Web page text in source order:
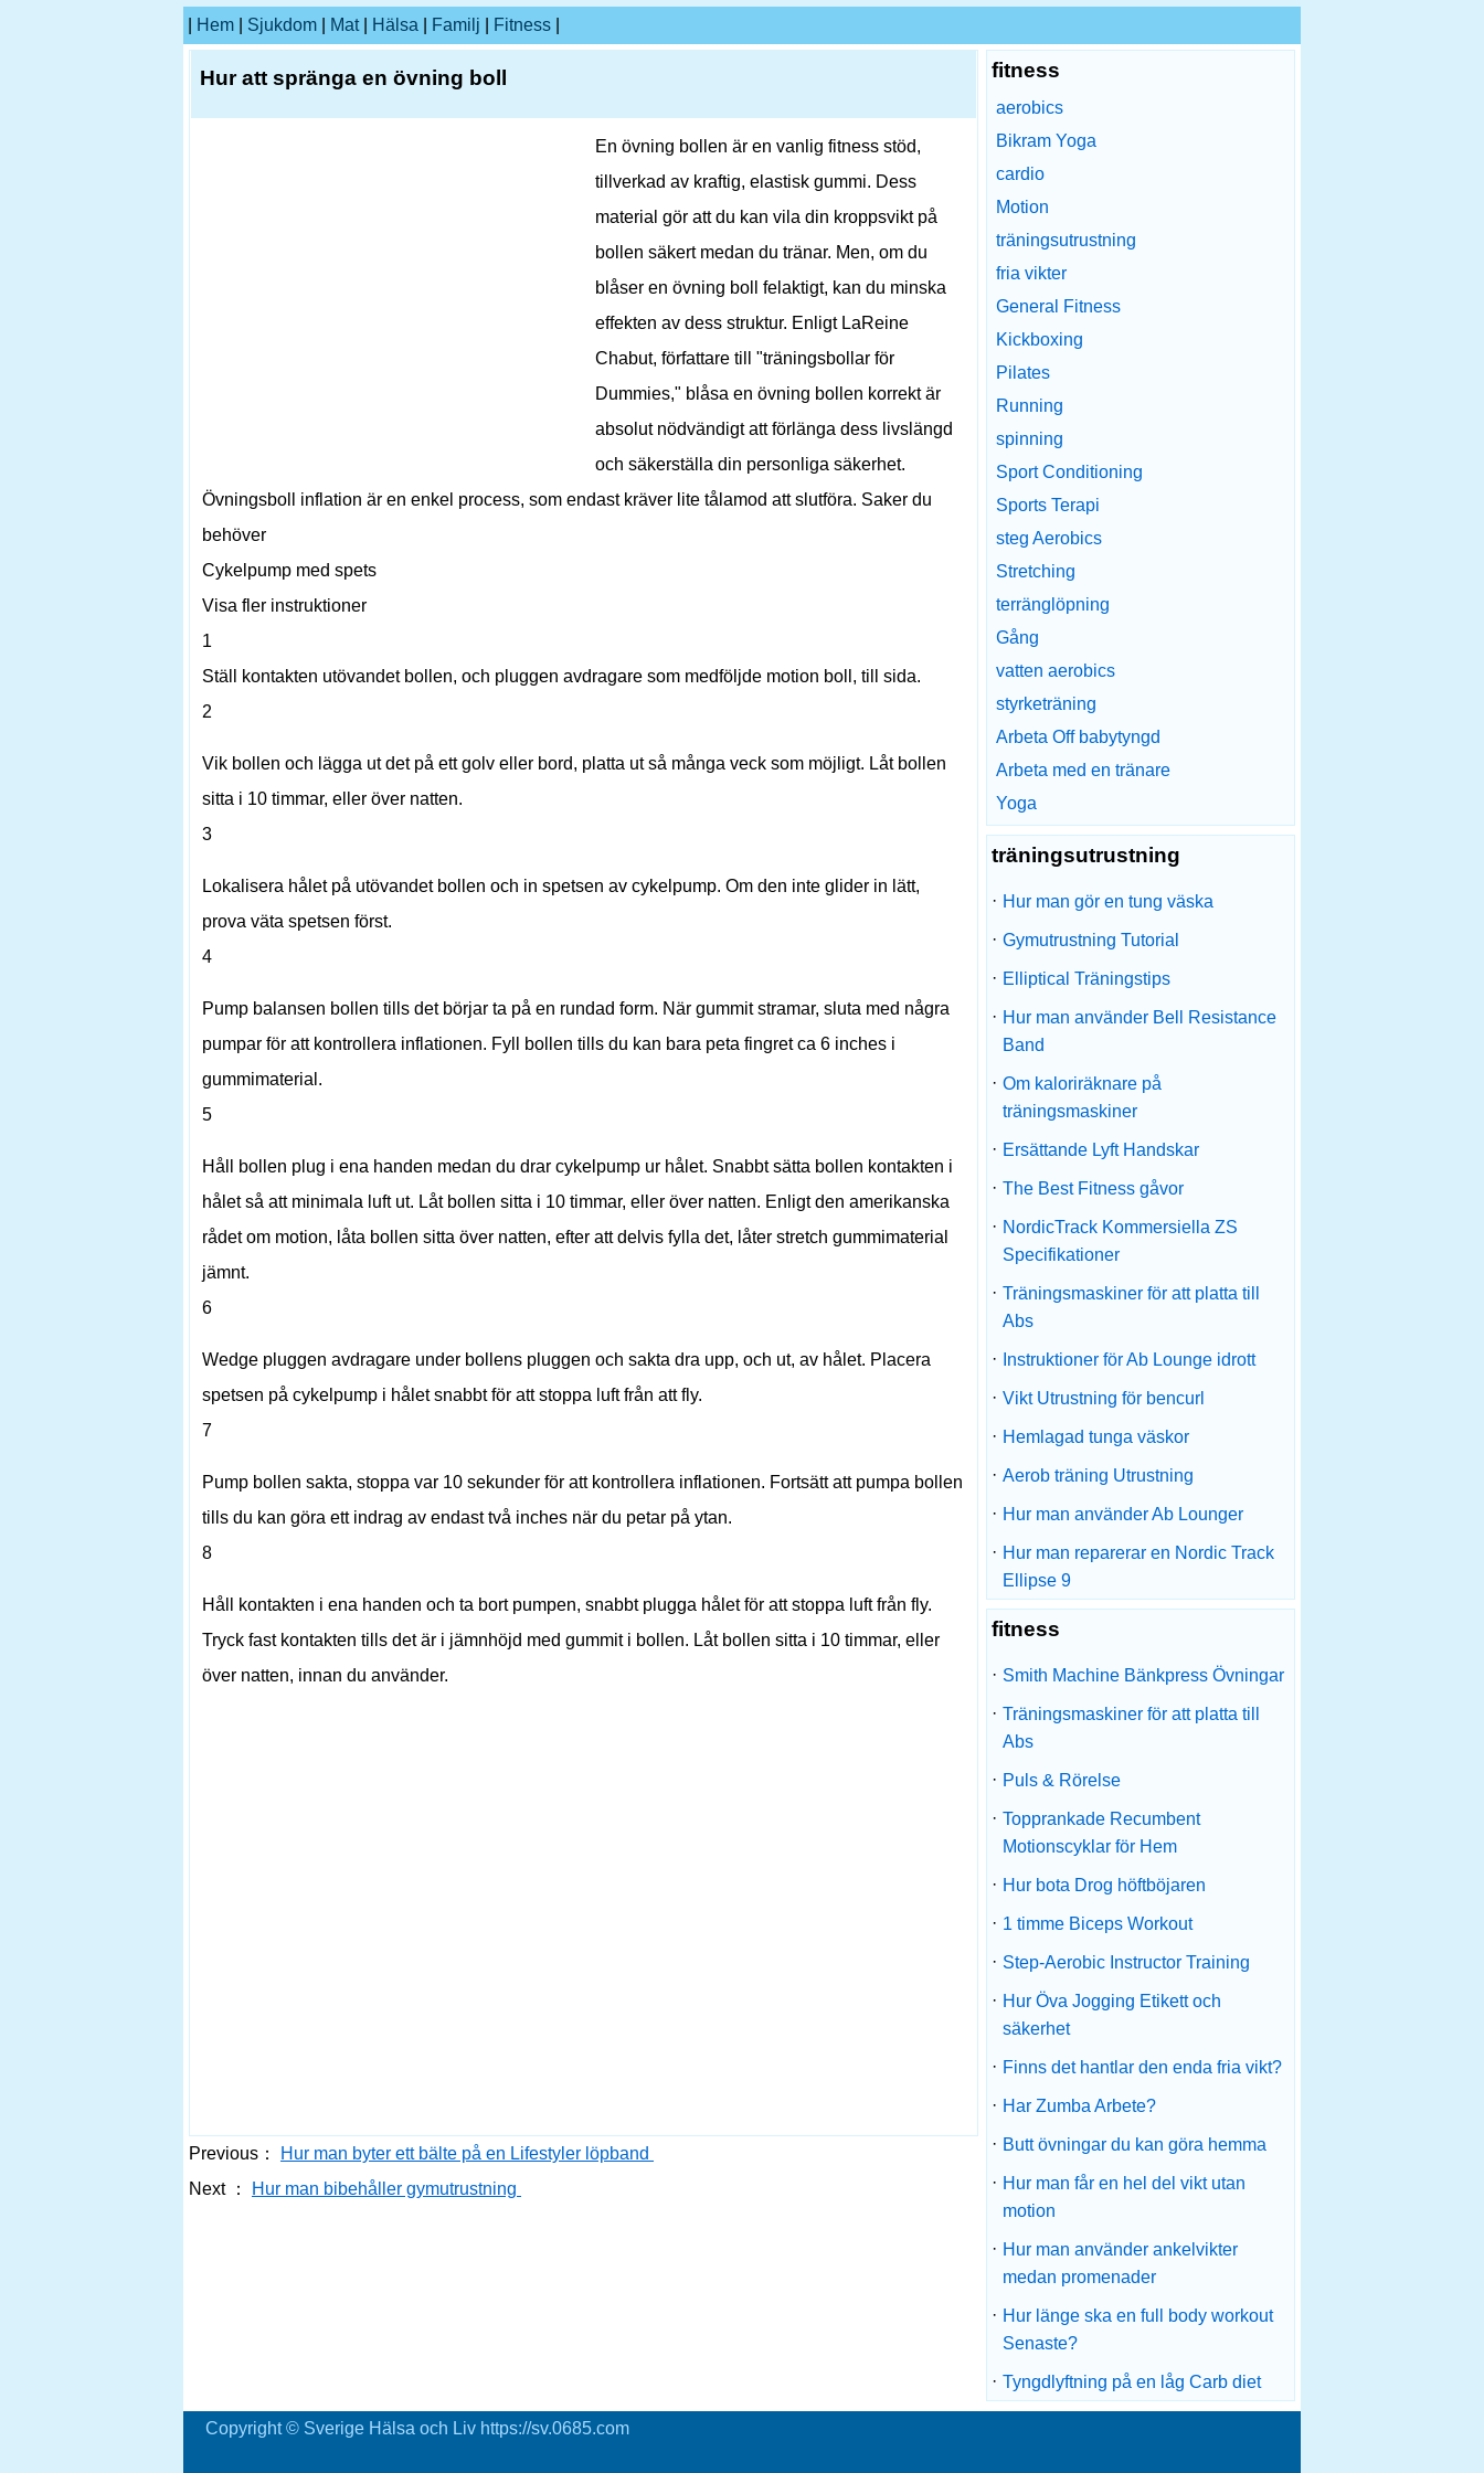
Hem Sjukdom Mat| Hälsa Familj Fitness
Hur att spränga en övning boll
En övning bollen är en vanlig fitness stöd,
tillverkad av kraftig, elastisk gummi. Dess
material gör att du kan vila din kroppsvikt på
bollen säkert medan du tränar. Men, om du
blåser en övning boll felaktigt, kan du minska
effekten av dess struktur. Enligt LaReine
Chabut, författare till "träningsbollar för
Dummies," blåsa en övning bollen korrekt är
absolut nödvändigt att förlänga dess livslängd
och säkerställa din personliga säkerhet.
Övningsboll inflation är en enkel process, som endast kräver lite tålamod att slutföra. Saker du
behöver
Cykelpump med spets
Visa fler instruktioner
1
Ställ kontakten utövandet bollen, och pluggen avdragare som medföljde motion boll, till sida.
2
Vik bollen och lägga ut det på ett golv eller bord, platta ut så många veck som möjligt. Låt bollen
sitta i 10 timmar, eller över natten.
3
Lokalisera hålet på utövandet bollen och in spetsen av cykelpump. Om den inte glider in lätt,
prova väta spetsen först.
4
Pump balansen bollen tills det börjar ta på en rundad form. När gummit stramar, sluta med några
pumpar för att kontrollera inflationen. Fyll bollen tills du kan bara peta fingret ca 6 inches i
gummimaterial.
5
Håll bollen plug i ena handen medan du drar cykelpump ur hålet. Snabbt sätta bollen kontakten i
hålet så att minimala luft ut. Låt bollen sitta i 10 timmar, eller över natten. Enligt den amerikanska
rådet om motion, låta bollen sitta över natten, efter att delvis fylla det, låter stretch gummimaterial
jämnt.
6
Wedge pluggen avdragare under bollens pluggen och sakta dra upp, och ut, av hålet. Placera
spetsen på cykelpump i hålet snabbt för att stoppa luft från att fly.
7
Pump bollen sakta, stoppa var 10 sekunder för att kontrollera inflationen. Fortsätt att pumpa bollen
tills du kan göra ett indrag av endast två inches när du petar på ytan.
8
Håll kontakten i ena handen och ta bort pumpen, snabbt plugga hålet för att stoppa luft från fly.
Tryck fast kontakten tills det är i jämnhöjd med gummit i bollen. Låt bollen sitta i 10 timmar, eller
över natten, innan du använder.
Previous：
Hur man byter ett bälte på en Lifestyler löpband
Next ：
Hur man bibehåller gymutrustning
fitness
aerobics
Bikram Yoga
cardio
Motion
träningsutrustning
fria vikter
General Fitness
Kickboxing
Pilates
Running
spinning
Sport Conditioning
Sports Terapi
steg Aerobics
Stretching
terränglöpning
Gång
vatten aerobics
styrketräning
Arbeta Off babytyngd
Arbeta med en tränare
Yoga
träningsutrustning
· Hur man gör en tung väska
· Gymutrustning Tutorial
· Elliptical Träningstips
· Hur man använder Bell Resistance
Band
· Om kaloriräknare på
träningsmaskiner
· Ersättande Lyft Handskar
· The Best Fitness gåvor
· NordicTrack Kommersiella ZS
Specifikationer
· Träningsmaskiner för att platta till
Abs
·
Instruktioner för Ab Lounge idrott
· Vikt Utrustning för bencurl
· Hemlagad tunga väskor
· Aerob träning Utrustning
· Hur man använder Ab Lounger
· Hur man reparerar en Nordic Track
Ellipse 9
fitness
· Smith Machine Bänkpress Övningar
· Träningsmaskiner för att platta till
Abs
· Puls & Rörelse
· Topprankade Recumbent
Motionscyklar för Hem
· Hur bota Drog höftböjaren
· 1 timme Biceps Workout
· Step-Aerobic Instructor Training
· Hur Öva Jogging Etikett och
säkerhet
· Finns det hantlar den enda fria vikt?
· Har Zumba Arbete?
· Butt övningar du kan göra hemma
· Hur man får en hel del vikt utan
motion
· Hur man använder ankelvikter
medan promenader
· Hur länge ska en full body workout
Senaste?
· Tyngdlyftning på en låg Carb diet
Copyright © Sverige Hälsa och Liv https://sv.0685.com